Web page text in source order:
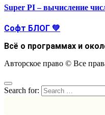
Super PI – вычисление
Софт БЛОГ 💚
Всё о программах и
Авторское право © Все
Search for: